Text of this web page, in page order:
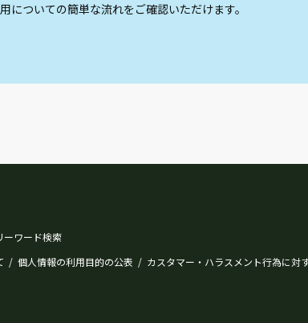
についての簡単な流れをご確認いただけます。
ーワード検索
/ 個人情報の利用目的の公表 / カスタマー・ハラスメント行為に対